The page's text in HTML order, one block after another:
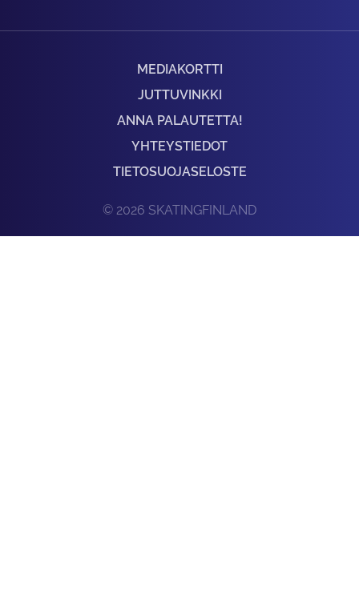
MEDIAKORTTI
JUTTUVINKKI
ANNA PALAUTETTA!
YHTEYSTIEDOT
TIETOSUOJASELOSTE
© 2026 SKATINGFINLAND